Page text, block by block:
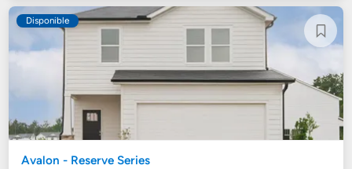
Disponible
Avalon - Reserve Series